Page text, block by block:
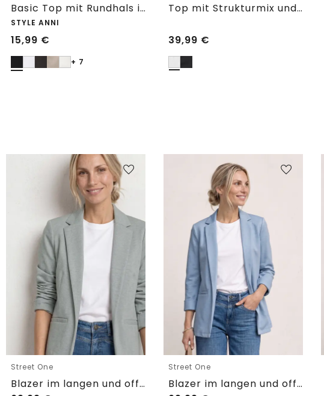
Basic Top mit Rundhals in Unifarbe
STYLE ANNI
15,99 €
+ 7
Top mit Strukturmix und Crochet-Details
39,99 €
Street One
Blazer im langen und offenen Schnitt
Street One
Blazer im langen und offenen Schnitt